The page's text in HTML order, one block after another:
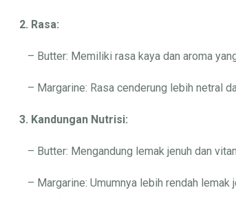
2. Rasa:
– Butter: Memiliki rasa kaya dan aroma
– Margarine: Rasa cenderung lebih netral
3. Kandungan Nutrisi:
– Butter: Mengandung lemak jenuh dan
– Margarine: Umumnya lebih rendah